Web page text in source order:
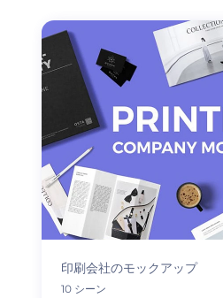
印刷会社のモックアップ
10 シーン